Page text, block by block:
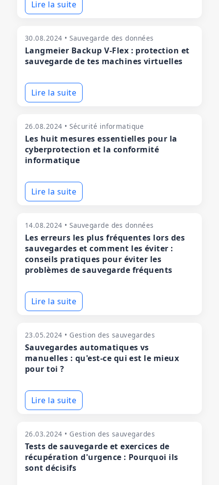
Lire la suite
30.08.2024 • Sauvegarde des données
Langmeier Backup V-Flex : protection et
sauvegarde de tes machines virtuelles
Lire la suite
26.08.2024 • Sécurité informatique
Les huit mesures essentielles pour la
cyberprotection et la conformité
informatique
Lire la suite
14.08.2024 • Sauvegarde des données
Les erreurs les plus fréquentes lors des
sauvegardes et comment les éviter :
conseils pratiques pour éviter les
problèmes de sauvegarde fréquents
Lire la suite
23.05.2024 • Gestion des sauvegardes
Sauvegardes automatiques vs
manuelles : qu'est-ce qui est le mieux
pour toi ?
Lire la suite
26.03.2024 • Gestion des sauvegardes
Tests de sauvegarde et exercices de
récupération d'urgence : Pourquoi ils
sont décisifs